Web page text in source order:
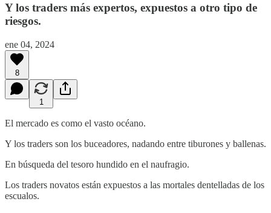
Y los traders más expertos, expuestos a otro tipo de
riesgos.
ene 04, 2024
8
1
El mercado es como el vasto océano.
Y los traders son los buceadores, nadando entre tiburones y ballenas.
En búsqueda del tesoro hundido en el naufragio.
Los traders novatos están expuestos a las mortales dentelladas de los
escualos.